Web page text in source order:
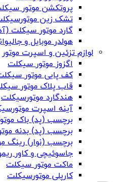
پروتکشن موتور
تشک زین
گارد موتور سیکلت
هولدر موبایل و
لوازم تزئین و اسپرت موتور
اگزوز موتور سیکلت
کف پایی موتور
قاب پلاک موتور
هندگارد موتورسیکلت
آینه اسپرت
برچسب (پد) باک
برچسب (پد) بدنه
برچسب (نوار) رینگ
جاسوئیچی و کاور
ماکت موتور سیکلت
کارپلی موتورسیکلت